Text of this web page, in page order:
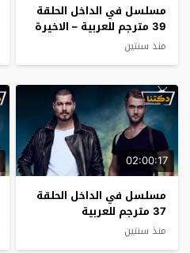
مسلسل في الداخل الحلقة
39 مترجم للعربية – الاخيرة
منذ سنتين
02:00:17
مسلسل في الداخل الحلقة
37 مترجم للعربية
منذ سنتين